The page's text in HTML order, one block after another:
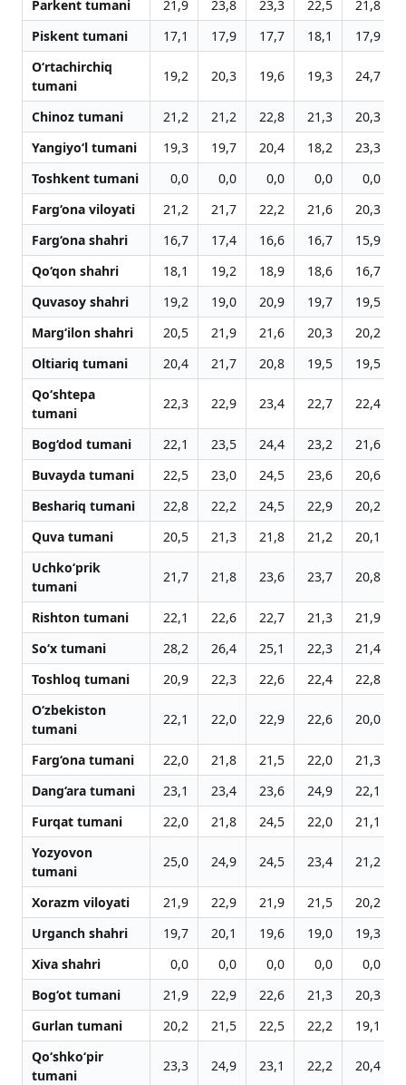
Parkent tumani 21,9 23,8 23,3 22,5 21,8
Piskent tumani
17,1 17,9 17,7 18,1 17,9
O‘rtachirchiq
tumani
19,2 20,3 19,6 19,3 24,7
Chinoz tumani 21,2 21,2 22,8 21,3 20,3
Yangiyo‘l tumani
19,3 19,7 20,4 18,2 23,3
Toshkent tumani
0,0 0,0 0,0 0,0 0,0
Farg‘ona viloyati
21,2 21,7 22,2 21,6 20,3
Farg‘ona shahri
16,7 17,4 16,6 16,7 15,9
Qo‘qon shahri
18,1 19,2 18,9 18,6 16,7
Quvasoy shahri
19,2 19,0 20,9 19,7 19,5
Marg‘ilon shahri
20,5 21,9 21,6 20,3 20,2
Oltiariq tumani
20,4 21,7 20,8 19,5 19,5
Qo‘shtepa
tumani
22,3 22,9 23,4 22,7 22,4
Bog‘dod tumani 22,1 23,5 24,4 23,2 21,6
Buvayda tumani
22,5 23,0 24,5 23,6 20,6
Beshariq tumani
22,8 22,2 24,5 22,9 20,2
Quva tumani
20,5 21,3 21,8 21,2 20,1
Uchko‘prik
tumani
21,7 21,8 23,6 23,7 20,8
Rishton tumani 22,1 22,6 22,7 21,3 21,9
So‘x tumani
28,2 26,4 25,1 22,3 21,4
Toshloq tumani
20,9 22,3 22,6 22,4 22,8
O‘zbekiston
tumani
22,1 22,0 22,9 22,6 20,0
Farg‘ona tumani 22,0 21,8 21,5 22,0 21,3
Dang‘ara tumani
23,1 23,4 23,6 24,9 22,1
Furqat tumani
22,0 21,8 24,5 22,0 21,1
Yozyovon
tumani
25,0 24,9 24,5 23,4 21,2
Xorazm viloyati 21,9 22,9 21,9 21,5 20,2
Urganch shahri
19,7 20,1 19,6 19,0 19,3
Xiva shahri
0,0 0,0 0,0 0,0 0,0
Bog‘ot tumani
21,9 22,9 22,6 21,3 20,3
Gurlan tumani
20,2 21,5 22,5 22,2 19,1
Qo‘shko‘pir
tumani
23,3 24,9 23,1 22,2 20,4